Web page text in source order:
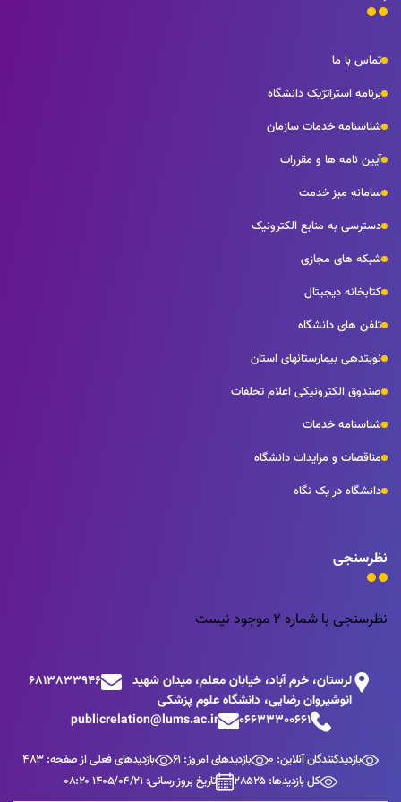
تماس با ما
برنامه استراتژیک دانشگاه
شناسنامه خدمات سازمان
آیین نامه ها و مقررات
سامانه میز خدمت
دسترسی به منابع الکترونیک
شبکه های مجازی
کتابخانه دیجیتال
تلفن های دانشگاه
نوبتدهی بیمارستانهای استان
صندوق الکترونیکی اعلام تخلفات
شناسنامه خدمات
مناقصات و مزایدات دانشگاه
دانشگاه در یک نگاه
نظرسنجی
نظرسنجی با شماره 2 موجود نیست
لرستان، خرم آباد، خیابان معلم، میدان شهید
انوشیروان رضایی، دانشگاه علوم پزشکی
6813833946
06633300661
publicrelation@lums.ac.ir
بازدیدکنندگان آنلاین: 0 بازدیدهای امروز: 61
بازدیدهای فعلی از صفحه: 483
کل بازدیدها: 28525
تاریخ بروز رسانی: 1405/04/21 08:20